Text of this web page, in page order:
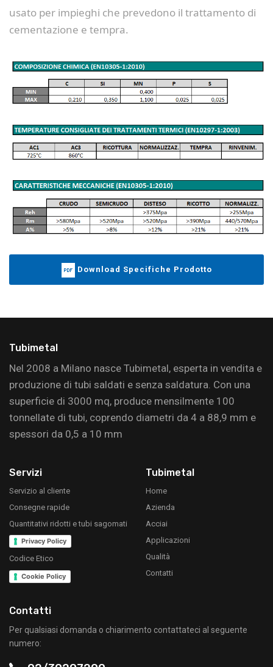
usato per impieghi che prevedono il trattamento di
cementazione e tempra.
Download Specifiche Prodotto
Tubimetal
Nel 2008 a Milano nasce Tubimetal, esperta in vendita e
produzione di tubi saldati e senza saldatura. Con una
superficie di 3000 mq, produce mensilmente 100
tonnellate di tubi, coprendo diametri da 4 a 88,9 mm e
spessori da 0,5 a 10 mm
Servizi
Servizio al cliente
Consegne rapide
Quantitativi ridotti e tubi sagomati
Privacy Policy
Codice Etico
Cookie Policy
Tubimetal
Home
Azienda
Acciai
Applicazioni
Qualità
Contatti
Contatti
Per qualsiasi domanda o chiarimento contattateci al seguente
numero: